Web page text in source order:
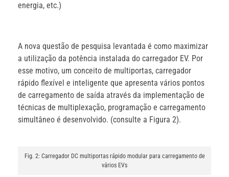
energia, etc.)
A nova questão de pesquisa levantada é como maximizar
a utilização da potência instalada do carregador EV. Por
esse motivo, um conceito de multiportas, carregador
rápido flexível e inteligente que apresenta vários pontos
de carregamento de saída através da implementação de
técnicas de multiplexação, programação e carregamento
simultâneo é desenvolvido. (consulte a Figura 2).
Fig. 2: Carregador DC multiportas rápido modular para carregamento de
vários EVs